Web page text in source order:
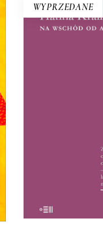
WYPRZEDANE
E-
reporterkę